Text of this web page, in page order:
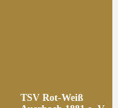
TSV Rot-Weiß